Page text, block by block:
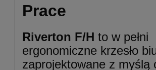
Prace
Riverton F/H to w pełni
ergonomiczne krzesło
zaprojektowane z myślą